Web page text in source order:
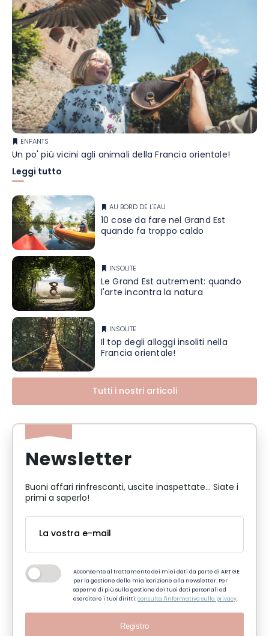
ENFANTS
Un po' più vicini agli animali della Francia orientale!
Leggi tutto
AU BORD DE L'EAU
10 cose da fare nel Grand Est
quando fa troppo caldo
INSOLITE
Le Grand Est autrement: quando
l'arte incontra la natura
INSOLITE
Il top degli alloggi insoliti nella
Francia orientale!
Tutti i nostri articoli
Newsletter
Buoni affari rinfrescanti, uscite inaspettate... Siate i
primi a saperlo!
Acconsento al trattamento dei miei dati da parte di ART GE
per la gestione della mia iscrizione alla newsletter. Per
saperne di più sulla gestione dei tuoi dati personali ed
esercitare i tuoi diritti:consulta l'informativa sulla privacy.
Registro